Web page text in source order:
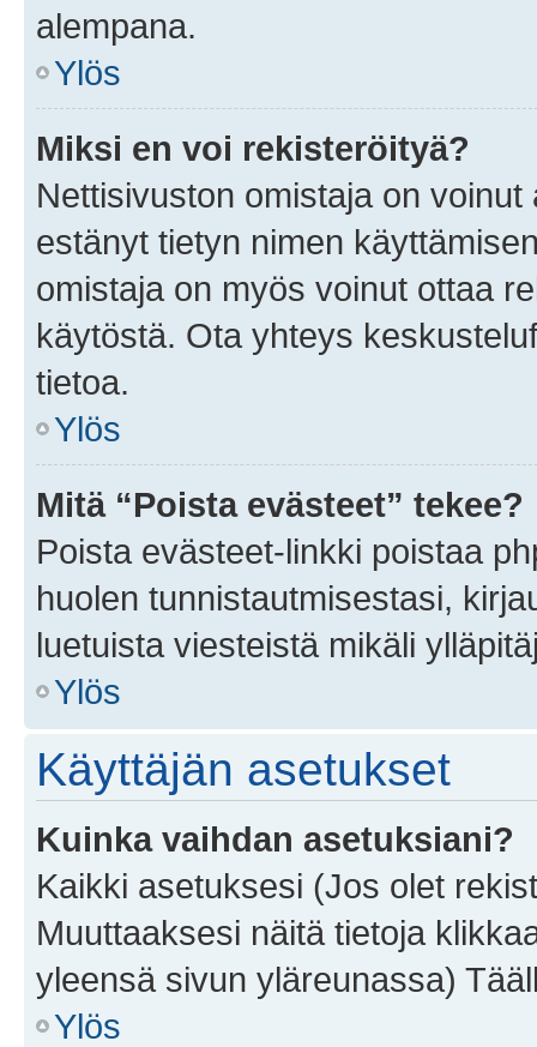
alempana.
Ylös
Miksi en voi rekisteröityä?
Nettisivuston omistaja on
estänyt tietyn nimen
omistaja on myös voinut ottaa
käytöstä. Ota yhteys
tietoa.
Ylös
Mitä “Poista evästeet” tekee?
Poista evästeet-linkki poistaa
huolen tunnistautmisestasi,
luetuista viesteistä mikäli
Ylös
Käyttäjän asetukset
Kuinka vaihdan asetuksiani?
Kaikki asetuksesi (Jos olet
Muuttaaksesi näitä tietoja
yleensä sivun yläreunassa)
Ylös